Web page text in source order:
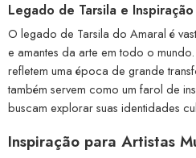
Legado de Tarsila e
O legado de Tarsila do Amaral é
e amantes da arte em todo o
refletem uma época de grande
também servem como um farol de
buscam explorar suas identidades
Inspiração para Artistas